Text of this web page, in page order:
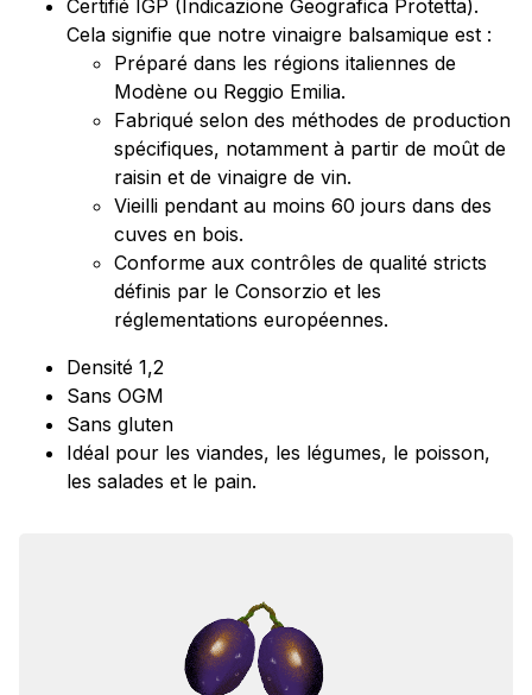
Certifié IGP (Indicazione Geografica Protetta).
Cela signifie que notre vinaigre balsamique est :
Préparé dans les régions italiennes de
Modène ou Reggio Emilia.
Fabriqué selon des méthodes de production
spécifiques, notamment à partir de moût de
raisin et de vinaigre de vin.
Vieilli pendant au moins 60 jours dans des
cuves en bois.
Conforme aux contrôles de qualité stricts
définis par le Consorzio et les
réglementations européennes.
Densité 1,2
Sans OGM
Sans gluten
Idéal pour les viandes, les légumes, le poisson,
les salades et le pain.